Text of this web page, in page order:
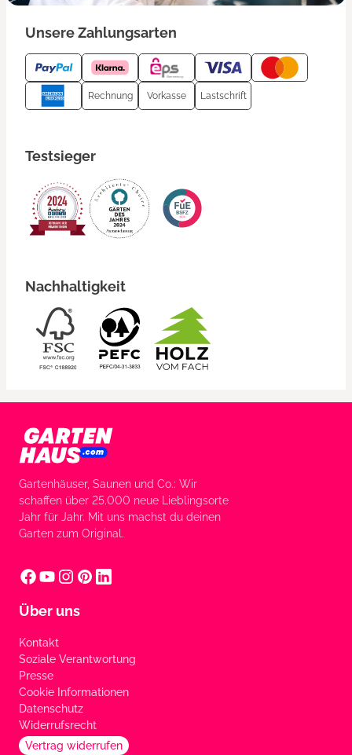
Unsere Zahlungsarten
Rechnung Vorkasse Lastschrift
Testsieger
Nachhaltigkeit
Gartenhäuser, Saunen und Co.: Wir
schaffen über 25.000 neue Lieblingsorte
Jahr für Jahr. Mit uns machst du deinen
Garten zum Original.
Über uns
Kontakt
Soziale Verantwortung
Presse
Cookie Informationen
Datenschutz
Widerrufsrecht
Vertrag widerrufen